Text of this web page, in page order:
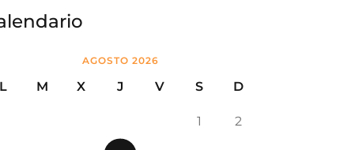
AGOSTO 2026
L M X J V S D
1 2